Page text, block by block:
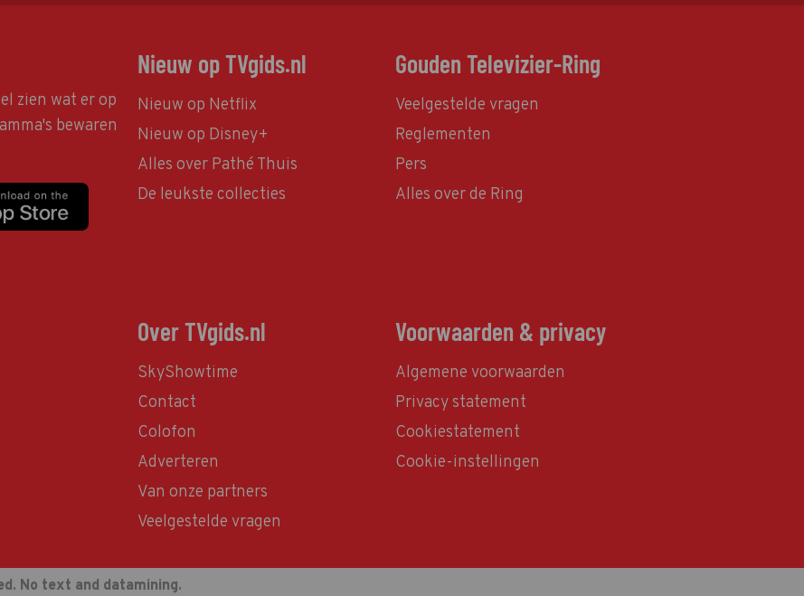
zien wat er op
bewaren
Nieuw op TVgids.nl
Nieuw op Netflix
Nieuw op Disney+
Alles over Pathé Thuis
De leukste collecties
Gouden Televizier-Ring
Veelgestelde vragen
Reglementen
Pers
Alles over de Ring
Over TVgids.nl
SkyShowtime
Contact
Colofon
Adverteren
Van onze partners
Veelgestelde vragen
Voorwaarden & privacy
Algemene voorwaarden
Privacy statement
Cookiestatement
Cookie-instellingen
No text and datamining.